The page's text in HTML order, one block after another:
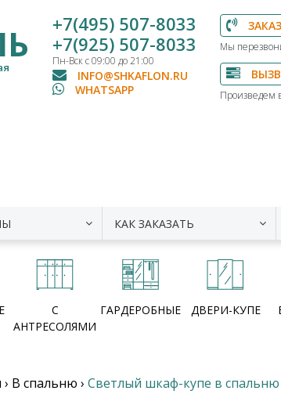
+7(495) 507-8033
+7(925) 507-8033
Пн-Вск с 09:00 до 21:00
INFO@SHKAFLON.RU
WHATSAPP
Мы
Произведем
КАК ЗАКАЗАТЬ
С
АНТРЕСОЛЯМИ
ГАРДЕРОБНЫЕ ДВЕРИ-КУПЕ
› В спальню › Светлый шкаф-купе в